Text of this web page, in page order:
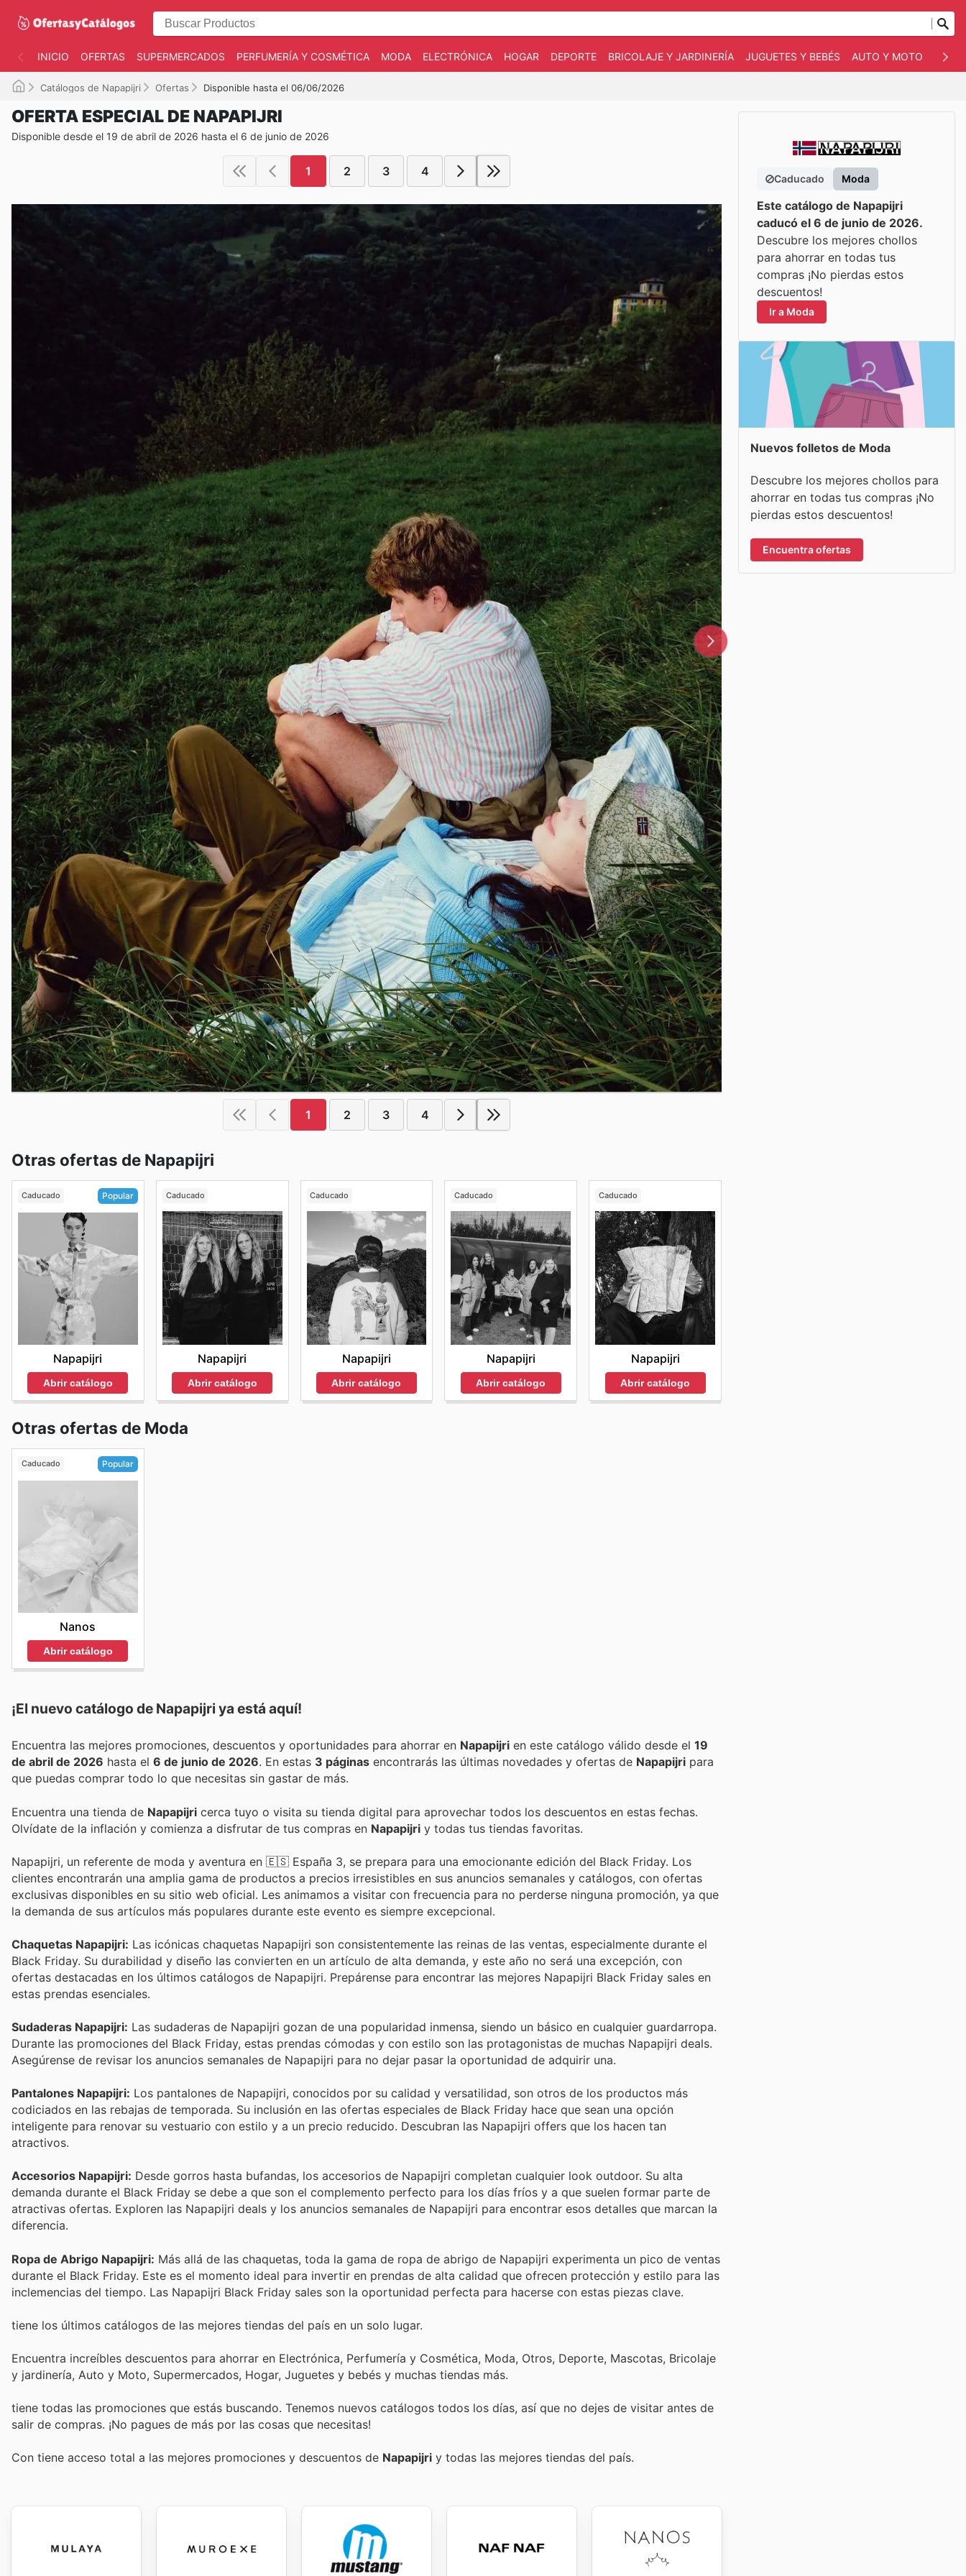
INICIO OFERTAS SUPERMERCADOS PERFUMERÍA Y COSMÉTICA MODA ELECTRÓNICA HOGAR DEPORTE BRICOLAJE Y JARDINERÍA JUGUETES Y BEBÉS AUTO Y MOTO
Catálogos de Napapijri Ofertas Disponible hasta el 06/06/2026
OFERTA ESPECIAL DE NAPAPIJRI
Disponible desde el 19 de abril de 2026 hasta el 6 de junio de 2026
1 2 3 4
1 2 3 4
Otras ofertas de Napapijri
Caducado Popular
Napapijri
Abrir catálogo
Caducado
Napapijri
Abrir catálogo
Caducado
Napapijri
Abrir catálogo
Caducado
Napapijri
Abrir catálogo
Caducado
Napapijri
Abrir catálogo
Otras ofertas de Moda
Caducado Popular
Nanos
Abrir catálogo
¡El nuevo catálogo de Napapijri ya está aquí!
Encuentra las mejores promociones, descuentos y oportunidades para ahorrar en Napapijri en este catálogo válido desde el 19
de abril de 2026 hasta el 6 de junio de 2026 . En estas 3 páginas encontrarás las últimas novedades y ofertas de Napapijri para
que puedas comprar todo lo que necesitas sin gastar de más.
Encuentra una tienda de Napapijri cerca tuyo o visita su tienda digital para aprovechar todos los descuentos en estas fechas.
Olvídate de la inflación y comienza a disfrutar de tus compras en Napapijri y todas tus tiendas favoritas.
Napapijri, un referente de moda y aventura en 🇪🇸 España 3, se prepara para una emocionante edición del Black Friday. Los
clientes encontrarán una amplia gama de productos a precios irresistibles en sus anuncios semanales y catálogos, con ofertas
exclusivas disponibles en su sitio web oficial. Les animamos a visitar con frecuencia para no perderse ninguna promoción, ya que
la demanda de sus artículos más populares durante este evento es siempre excepcional.
Chaquetas Napapijri: Las icónicas chaquetas Napapijri son consistentemente las reinas de las ventas, especialmente durante el
Black Friday. Su durabilidad y diseño las convierten en un artículo de alta demanda, y este año no será una excepción, con
ofertas destacadas en los últimos catálogos de Napapijri. Prepárense para encontrar las mejores Napapijri Black Friday sales en
estas prendas esenciales.
Sudaderas Napapijri: Las sudaderas de Napapijri gozan de una popularidad inmensa, siendo un básico en cualquier guardarropa.
Durante las promociones del Black Friday, estas prendas cómodas y con estilo son las protagonistas de muchas Napapijri deals.
Asegúrense de revisar los anuncios semanales de Napapijri para no dejar pasar la oportunidad de adquirir una.
Pantalones Napapijri: Los pantalones de Napapijri, conocidos por su calidad y versatilidad, son otros de los productos más
codiciados en las rebajas de temporada. Su inclusión en las ofertas especiales de Black Friday hace que sean una opción
inteligente para renovar su vestuario con estilo y a un precio reducido. Descubran las Napapijri offers que los hacen tan
atractivos.
Accesorios Napapijri: Desde gorros hasta bufandas, los accesorios de Napapijri completan cualquier look outdoor. Su alta
demanda durante el Black Friday se debe a que son el complemento perfecto para los días fríos y a que suelen formar parte de
atractivas ofertas. Exploren las Napapijri deals y los anuncios semanales de Napapijri para encontrar esos detalles que marcan la
diferencia.
Ropa de Abrigo Napapijri: Más allá de las chaquetas, toda la gama de ropa de abrigo de Napapijri experimenta un pico de ventas
durante el Black Friday. Este es el momento ideal para invertir en prendas de alta calidad que ofrecen protección y estilo para las
inclemencias del tiempo. Las Napapijri Black Friday sales son la oportunidad perfecta para hacerse con estas piezas clave.
tiene los últimos catálogos de las mejores tiendas del país en un solo lugar.
Encuentra increíbles descuentos para ahorrar en Electrónica, Perfumería y Cosmética, Moda, Otros, Deporte, Mascotas, Bricolaje
y jardinería, Auto y Moto, Supermercados, Hogar, Juguetes y bebés y muchas tiendas más.
tiene todas las promociones que estás buscando. Tenemos nuevos catálogos todos los días, así que no dejes de visitar antes de
salir de compras. ¡No pagues de más por las cosas que necesitas!
Con tiene acceso total a las mejores promociones y descuentos de Napapijri y todas las mejores tiendas del país.
Caducado Moda
Este catálogo de Napapijri
caducó el 6 de junio de 2026.
Descubre los mejores chollos
para ahorrar en todas tus
compras ¡No pierdas estos
descuentos!
Ir a Moda
Nuevos folletos de Moda
Descubre los mejores chollos para
ahorrar en todas tus compras ¡No
pierdas estos descuentos!
Encuentra ofertas